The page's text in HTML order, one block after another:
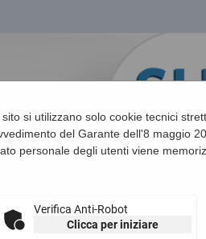
Sei qui: Home»
si utilizzano solo cookie tecnici
del Garante dell'8 maggio
personale degli utenti viene
Verifica Anti-Robot
Clicca per iniziare